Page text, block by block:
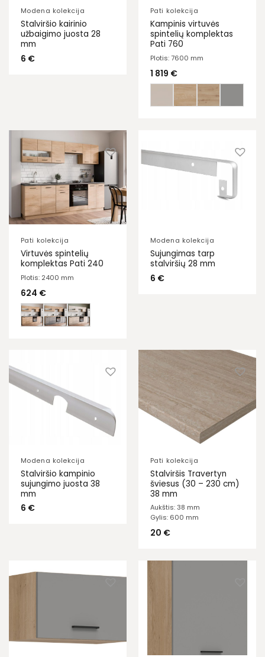
Modena kolekcija
Stalviršio kairinio
užbaigimo juosta 28
mm
6 €
Pati kolekcija
Kampinis virtuvės
spintelių komplektas
Pati 760
Plotis: 7600 mm
1 819 €
Pati kolekcija
Virtuvės spintelių
komplektas Pati 240
Plotis: 2400 mm
624 €
Modena kolekcija
Sujungimas tarp
stalviršių 28 mm
6 €
Modena kolekcija
Stalviršio kampinio
sujungimo juosta 38
mm
6 €
Pati kolekcija
Stalviršis Travertyn
šviesus (30 – 230 cm)
38 mm
Aukštis: 38 mm
Gylis: 600 mm
20 €